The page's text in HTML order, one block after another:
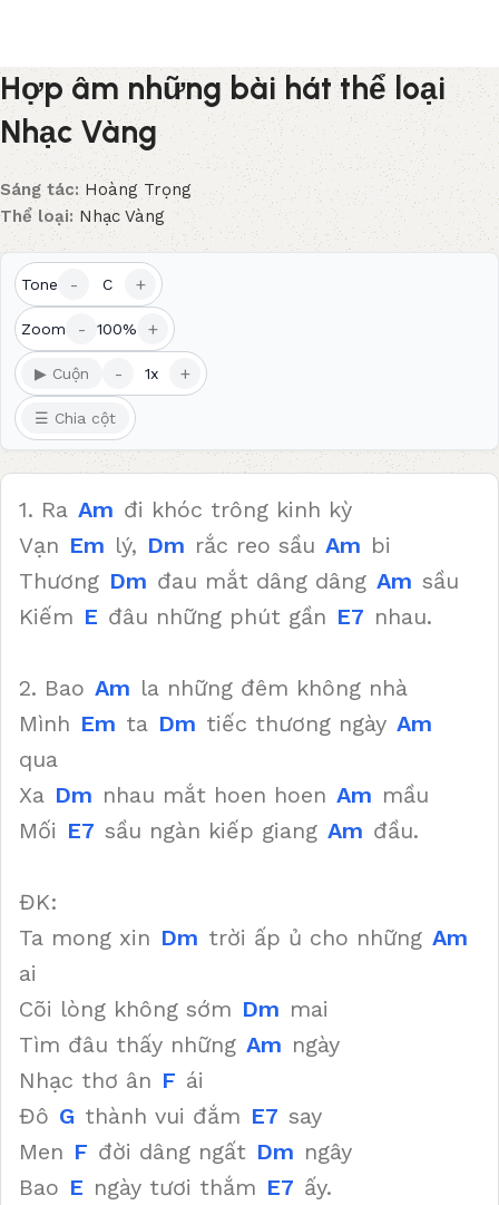
Hợp âm những bài hát thể loại
Nhạc Vàng
Sáng tác: Hoàng Trọng
Thể loại: Nhạc Vàng
Tone - C +
Zoom - 100% +
▶ Cuộn - 1x +
☰ Chia cột
1. Ra Am đi khóc trông kinh kỳ
Vạn Em lý, Dm rắc reo sầu Am bi
Thương Dm đau mắt dâng dâng Am sầu
Kiếm E đâu những phút gần E7 nhau.
2. Bao Am la những đêm không nhà
Mình Em ta Dm tiếc thương ngày Am
qua
Xa Dm nhau mắt hoen hoen Am mầu
Mối E7 sầu ngàn kiếp giang Am đầu.
ĐK:
Ta mong xin Dm trời ấp ủ cho những Am
ai
Cõi lòng không sớm Dm mai
Tìm đâu thấy những Am ngày
Nhạc thơ ân F ái
Đô G thành vui đắm E7 say
Men F đời dâng ngất Dm ngây
Bao E ngày tươi thắm E7 ấy.